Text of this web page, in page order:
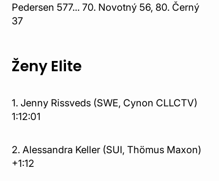
Pedersen 577... 70. Novotný 56, 80. Černý
37
Ženy Elite
1. Jenny Rissveds (SWE, Cynon CLLCTV)
1:12:01
2. Alessandra Keller (SUI, Thömus Maxon)
+1:12